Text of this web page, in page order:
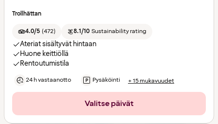
Trollhättan
4.0/5 (472) 8.1/10 Sustainability rating
Ateriat sisältyvät hintaan
Huone keittiöllä
Rentoutumistila
24 h vastaanotto Pysäköinti + 15 mukavuudet
Valitse päivät